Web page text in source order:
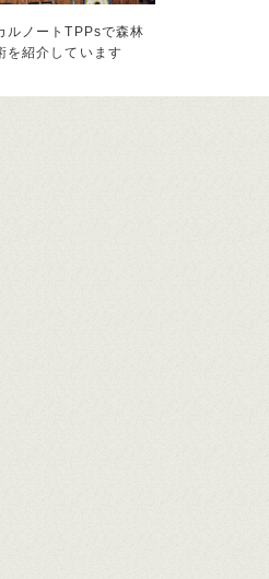
ルノートTPPsで森林
を紹介しています